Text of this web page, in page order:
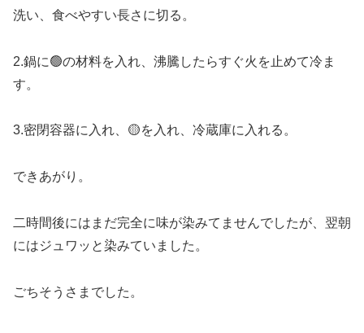
洗い、食べやすい長さに切る。
2.鍋に🟢の材料を入れ、沸騰したらすぐ火を止めて冷ま
す。
3.密閉容器に入れ、🟡を入れ、冷蔵庫に入れる。
できあがり。
二時間後にはまだ完全に味が染みてませんでしたが、翌朝
にはジュワッと染みていました。
ごちそうさまでした。